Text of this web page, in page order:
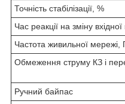
Точність стабілізації, %
Час реакції на зміну
Частота живильної мережі,
Обмеження струму КЗ і
Ручний байпас